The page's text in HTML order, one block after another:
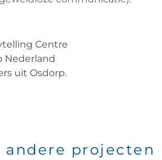
Centre
Nederland
uit Osdorp.
andere projecten